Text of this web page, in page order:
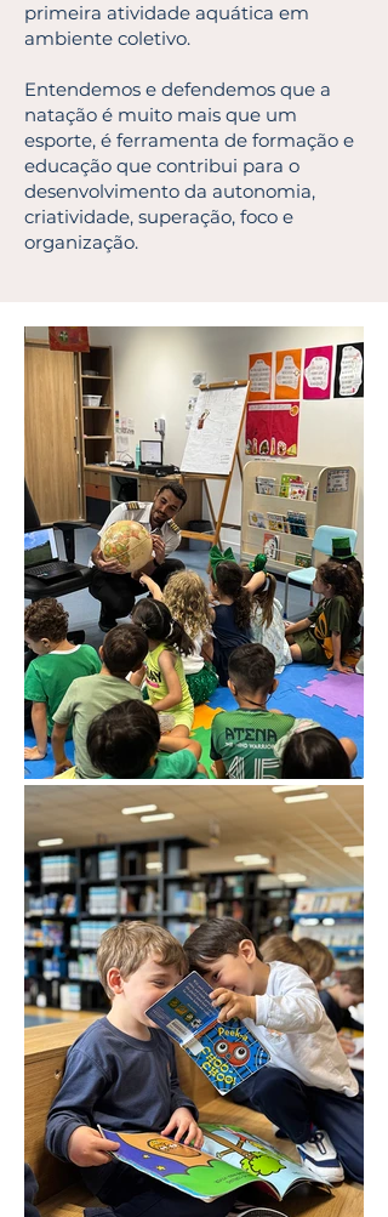
primeira atividade aquática em
ambiente coletivo.
Entendemos e defendemos que a
natação é muito mais que um
esporte, é ferramenta de formação e
educação que contribui para o
desenvolvimento da autonomia,
criatividade, superação, foco e
organização.